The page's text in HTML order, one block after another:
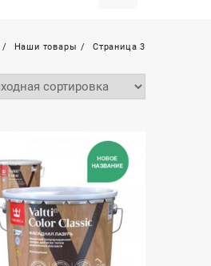
Наши товары Страница 3